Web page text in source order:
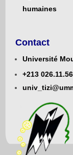
humaines
Contact
Université
+213 0